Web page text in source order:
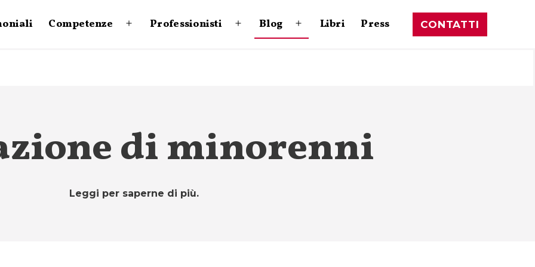
Competenze
Apri
Professionisti
Apri
menu
Blog
Apri
menu
Libri Press CONTATTI
di minorenni
Leggi per saperne di più.